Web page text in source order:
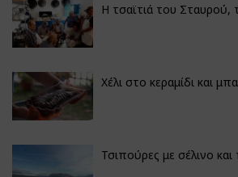
Η τσαϊτιά του Σταυρού,
Χέλι στο κεραμίδι και
Τσιπούρες με σέλινο